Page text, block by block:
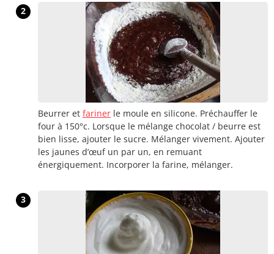
2
Beurrer et fariner le moule en silicone. Préchauffer le
four à 150°c. Lorsque le mélange chocolat / beurre est
bien lisse, ajouter le sucre. Mélanger vivement. Ajouter
les jaunes d’œuf un par un, en remuant
énergiquement. Incorporer la farine, mélanger.
3